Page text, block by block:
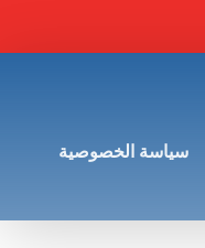
سياسة الخصوصية